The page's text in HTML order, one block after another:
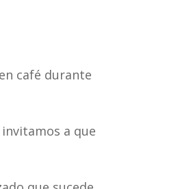
café durante
a que